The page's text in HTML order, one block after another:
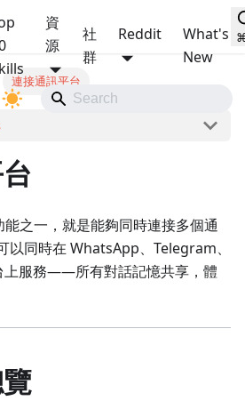
資
源
社
群
Reddit
What's
New
連接通訊平台
之一，就是能夠同時連接多個通
以同時在 WhatsApp、Telegram、
上服務——所有對話記憶共享，體